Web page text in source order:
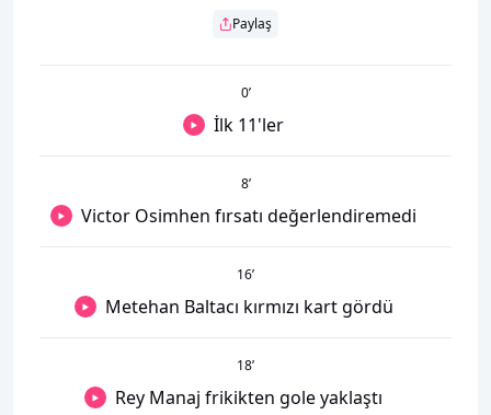
Paylaş
0’
İlk 11'ler
8’
Victor Osimhen fırsatı değerlendiremedi
16’
Metehan Baltacı kırmızı kart gördü
18’
Rey Manaj frikikten gole yaklaştı